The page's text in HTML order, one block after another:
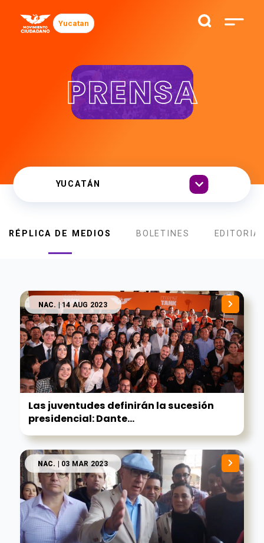
Yucatan
PRENSA
RÉPLICA DE MEDIOS BOLETINES
NAC.| 14 AUG 2023
Las juventudes definirán la sucesión
presidencial: Dante...
NAC. | 03 MAR 2023